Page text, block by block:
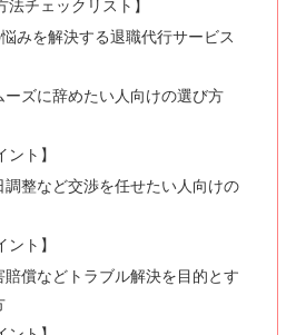
法チェックリスト】
悩みを解決する退職代行サービス
ーズに辞めたい人向けの選び方
ント】
整など交渉を任せたい人向けの
ント】
償などトラブル解決を目的とす